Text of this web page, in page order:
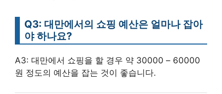
Q3: 대만에서의 쇼핑 예산은 얼마나 잡아
야 하나요?
A3: 대만에서 쇼핑을 할 경우 약 30000 – 60000
원 정도의 예산을 잡는 것이 좋습니다.